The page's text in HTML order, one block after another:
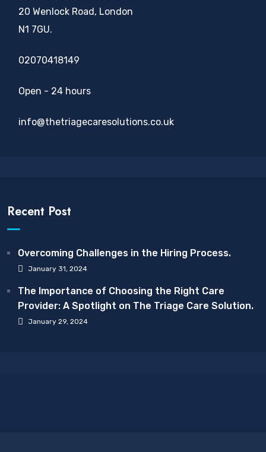
20 Wenlock Road, London
N1 7GU.
02070418149
Open - 24 hours
info@thetriagecaresolutions.co.uk
Recent Post
Overcoming Challenges in the Hiring Process.
January 31, 2024
The Importance of Choosing the Right Care
Provider: A Spotlight on The Triage Care Solution.
January 29, 2024